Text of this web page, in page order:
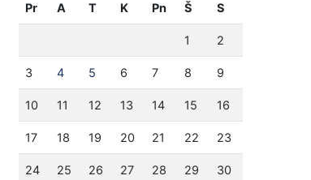
Pr A T K Pn Š S
1 2
3 4 5 6 7 8 9
10 11 12 13 14 15 16
17 18 19 20 21 22 23
24 25 26 27 28 29 30